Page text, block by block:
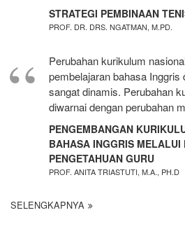
STRATEGI PEMBINAAN
PROF. DR. DRS. NGATMAN, M.PD.
Perubahan kurikulum
pembelajaran bahasa
sangat dinamis. Perubahan
diwarnai dengan perubahan
PENGEMBANGAN
BAHASA INGGRIS MELALUI
PENGETAHUAN GURU
PROF. ANITA TRIASTUTI, M.A., PH.D
SELENGKAPNYA